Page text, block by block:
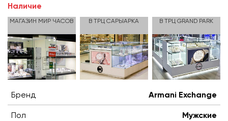
Наличие
МАГАЗИН МИР ЧАСОВ В ТРЦ САРЫАРКА В ТРЦ GRAND PARK
Бренд Armani Exchange
Пол Мужские